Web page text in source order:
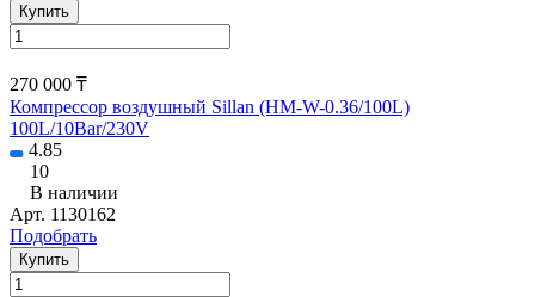
Купить
270 000 ₸
Компрессор воздушный Sillan (HM-W-0.36/100L)
100L/10Bar/230V
4.85
10
В наличии
Арт. 1130162
Подобрать
Купить